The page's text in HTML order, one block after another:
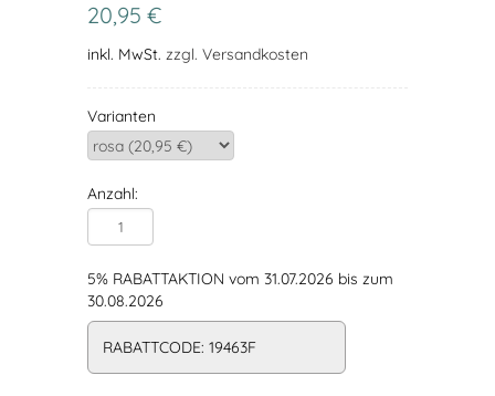
20,95 €
inkl. MwSt. zzgl. Versandkosten
Varianten
Anzahl:
5% RABATTAKTION vom 31.07.2026 bis zum
30.08.2026
RABATTCODE: 19463F